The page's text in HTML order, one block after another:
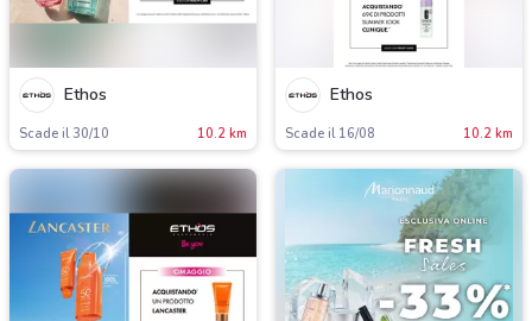
Ethos
Scade il 30/10 10.2 km
Ethos
Scade il 16/08 10.2 km